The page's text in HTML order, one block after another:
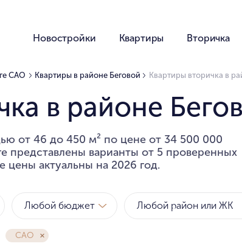
Новостройки Квартиры Вторичка
САО Квартиры в районе Беговой Квартиры вторичка в
в районе
от 46 до 450 м² по цене от 34 500 000
представлены варианты от 5 проверенных
цены актуальны на 2026 год.
Любой бюджет
САО